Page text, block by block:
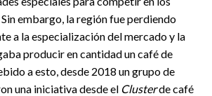
embargo, la región fue perdiendo
a la especialización del mercado y la
producir en cantidad un café de
a esto, desde 2018 un grupo de
una iniciativa desde el Clusterde café